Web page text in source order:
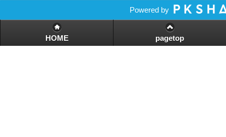
Powered by
HOME pagetop